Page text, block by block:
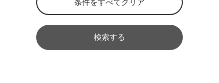
検索する